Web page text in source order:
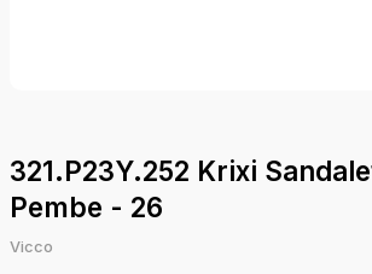
321.P23Y.252 Krixi
Pembe - 26
Vicco